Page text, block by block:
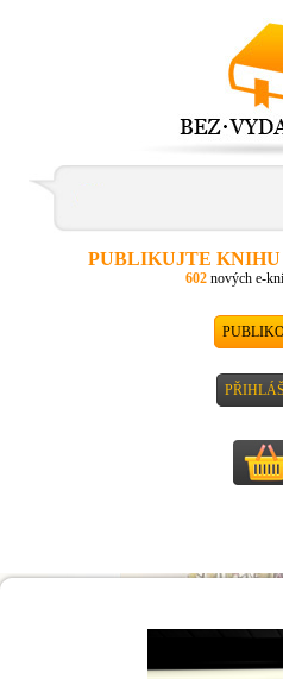
PUBLIKUJTE KNIHU
602nových e-